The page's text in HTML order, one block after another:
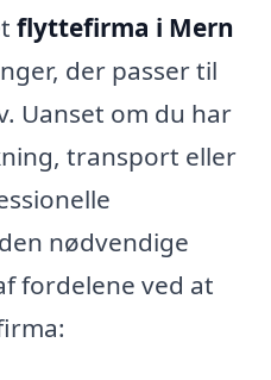
flyttefirma i Mern
der passer til
Uanset om du har
transport eller
nødvendige
fordelene ved at